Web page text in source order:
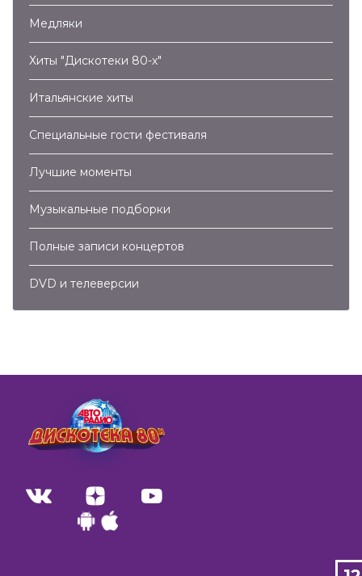
Медляки
Хиты "Дискотеки 80-х"
Итальянские хиты
Специальные гости фестиваля
Лучшие моменты
Музыкальные подборки
Полные записи концертов
DVD и телеверсии